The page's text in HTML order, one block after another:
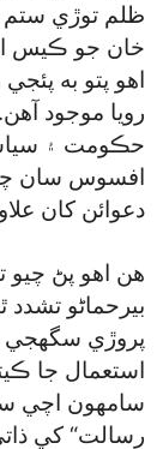
ظلم توڙي
خان جو ڪيس
اهو پتو به
رويا موجود
حڪومت ۽
افسوس سان
دعوائن کان
هن اهو پڻ چيو
بيرحماڻو
پروڙي سگھجي
استعمال جا
سامهون اچي
رسالت“ کي